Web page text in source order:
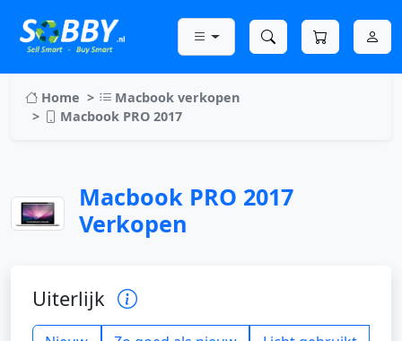
Home
Macbook verkopen
Macbook PRO 2017
Macbook PRO 2017
Verkopen
Uiterlijk